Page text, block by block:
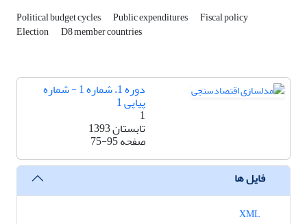
Political budget cycles Public expenditures Fiscal policy
Election D8 member countries
دوره 1، شماره 1 - شماره
پیاپی 1
1
تابستان 1393
صفحه75-95
فایل ها